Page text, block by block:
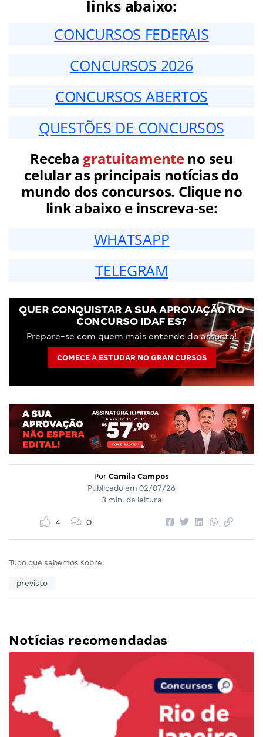
links abaixo:
CONCURSOS FEDERAIS
CONCURSOS 2026
CONCURSOS ABERTOS
QUESTÕES DE CONCURSOS
Receba gratuitamenteno seu
celular as principais notícias do
mundo dos concursos. Clique no
link abaixo e inscreva-se:
WHATSAPP
TELEGRAM
QUER CONQUISTAR A SUA APROVAÇÃO NO
CONCURSO IDAF ES?
Prepare-se com quem mais entende do assunto!
COMECE A ESTUDAR NO GRAN CURSOS
Por Camila Campos
Publicado em 02/07/26
3 min. de leitura
4 0
Tudo que sabemos sobre:
previsto
Notícias recomendadas